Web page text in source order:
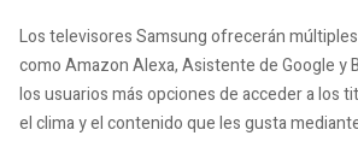
Los televisores Samsung ofrecerán
como Amazon Alexa, Asistente de Google y
los usuarios más opciones de acceder a los
el clima y el contenido que les gusta